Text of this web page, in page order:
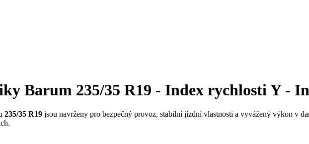
Barum 235/35 R19 - Index rychlosti Y -
235/35 R19 jsou navrženy pro bezpečný provoz, stabilní jízdní vlastnosti a vyvážený výkon v